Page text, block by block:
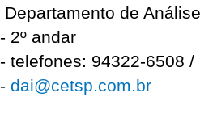
Departamento de
- 2º andar
- telefones: 94322-6508
- dai@cetsp.com.br